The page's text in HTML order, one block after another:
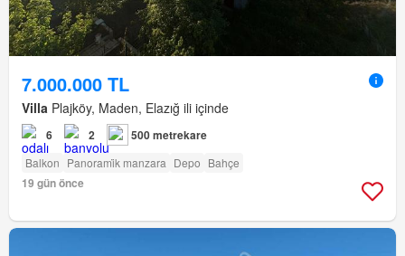
7.000.000 TL
Villa Plajköy, Maden, Elazığ ili içinde
6 2 500 metrekare
Balkon Panorami̇k manzara Depo Bahçe
19 gün önce